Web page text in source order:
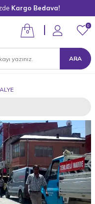
Kargo Bedava!
ARA
0
0